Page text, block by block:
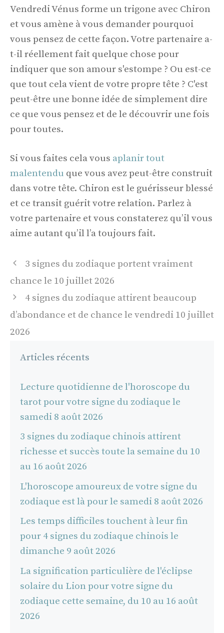
Vendredi Vénus forme un trigone avec Chiron
et vous amène à vous demander pourquoi
vous pensez de cette façon. Votre partenaire a-
t-il réellement fait quelque chose pour
indiquer que son amour s'estompe ? Ou est-ce
que tout cela vient de votre propre tête ? C'est
peut-être une bonne idée de simplement dire
ce que vous pensez et de le découvrir une fois
pour toutes.
Si vous faites cela vous aplanir tout
malentendu que vous avez peut-être construit
dans votre tête. Chiron est le guérisseur blessé
et ce transit guérit votre relation. Parlez à
votre partenaire et vous constaterez qu’il vous
aime autant qu’il l’a toujours fait.
Navigation
des
3 signes du zodiaque portent vraiment
chance le 10 juillet 2026
4 signes du zodiaque attirent beaucoup
d’abondance et de chance le vendredi 10 juillet
2026
Articles récents
Lecture quotidienne de l'horoscope du
tarot pour votre signe du zodiaque le
samedi 8 août 2026
3 signes du zodiaque chinois attirent
richesse et succès toute la semaine du 10
au 16 août 2026
L'horoscope amoureux de votre signe du
zodiaque est là pour le samedi 8 août 2026
Les temps difficiles touchent à leur fin
pour 4 signes du zodiaque chinois le
dimanche 9 août 2026
La signification particulière de l'éclipse
solaire du Lion pour votre signe du
zodiaque cette semaine, du 10 au 16 août
2026